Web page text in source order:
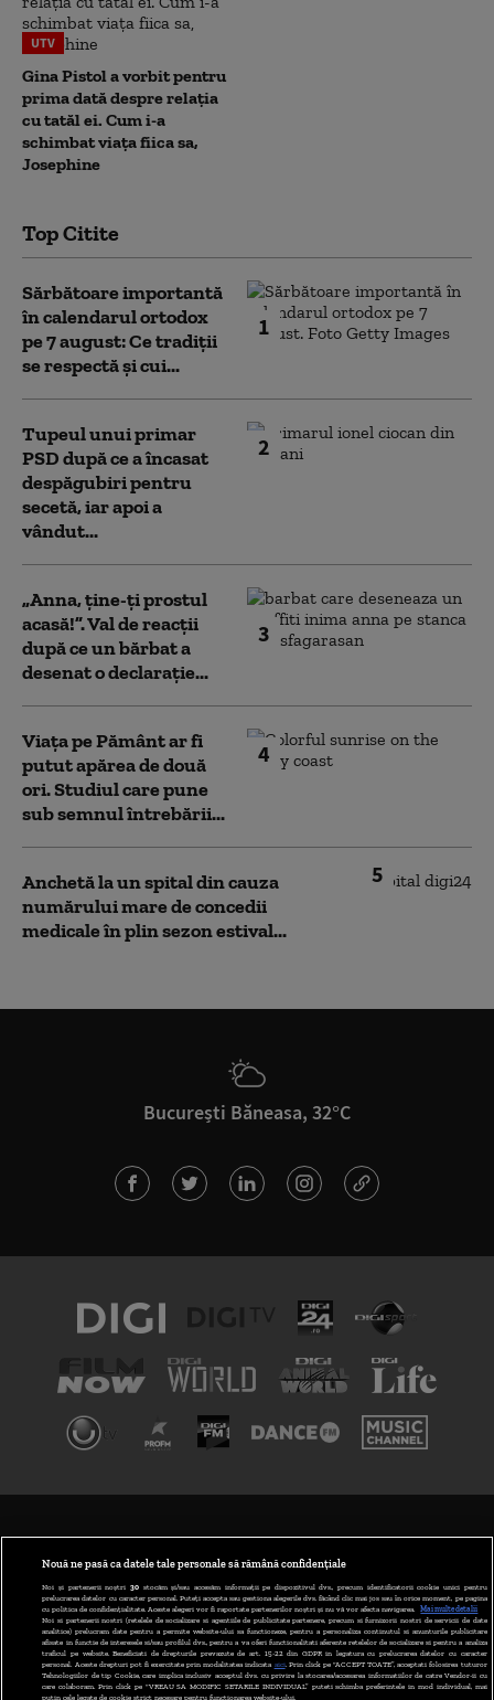
UTV
Gina Pistol a vorbit pentru
prima dată despre relația
cu tatăl ei. Cum i-a
schimbat viața fiica sa,
Josephine
Top Citite
1
Sărbătoare importantă
în calendarul ortodox
pe 7 august: Ce tradiții
se respectă și cui...
2
Tupeul unui primar
PSD după ce a încasat
despăgubiri pentru
secetă, iar apoi a
vândut...
3
„Anna, ţine-ţi prostul
acasă!”. Val de reacții
după ce un bărbat a
desenat o declarație...
4
Viața pe Pământ ar fi
putut apărea de două
ori. Studiul care pune
sub semnul întrebării...
5
Anchetă la un spital din cauza
numărului mare de concedii
medicale în plin sezon estival...
București Băneasa, 32°C
ABONARE DIGI TV
GESTIONAȚI PREFERINȚELE
CODUL DIGI24
Nouă ne pasă ca datele tale personale să rămână confidențiale
Noi și partenerii noștri 30stocăm și/sau accesăm informații pe dispozitivul dvs., precum identificatorii cookie unici pentru
prelucrarea datelor cu caracter personal. Puteți accepta sau gestiona alegerile dvs. făcând clic mai jos sau în orice moment, pe pagina
cu politica de confidențialitate. Aceste alegeri vor fi raportate partenerilor noștri și nu vă vor afecta navigarea.
Mai multe detalii
Noi si partenerii nostri (retelele de socializare si agentiile de publicitate partenere, precum si furnizorii nostri de servicii de date
analitice) prelucram date pentru a permite website-ului sa functioneze, pentru a personaliza continutul si anunturile publicitare
afisate in functie de interesele si/sau profilul dvs., pentru a va oferi functionalitati aferente retelelor de socializare si pentru a analiza
traficul pe website. Beneficiati de drepturile prevazute de art. 15-22 din GDPR in legatura cu prelucrarea datelor cu caracter
personal. Aceste drepturi pot fi exercitate prin modalitatea indicata aici. Prin click pe “ACCEPT TOATE”, acceptati folosirea tuturor
Tehnologiilor de tip Cookie, care implica inclusiv acceptul dvs. cu privire la stocarea/accesarea informatiilor de catre Vendor-ii cu
care colaboram. Prin click pe “VREAU SA MODIFIC SETARILE INDIVIDUAL” puteti schimba preferintele in mod individual, mai
putin cele legate de cookie strict necesare pentru functionarea website-ului.